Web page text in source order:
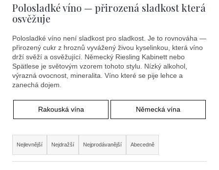
Polosladké víno — přirozená sladkost která
osvěžuje
Polosladké víno není sladkost pro sladkost. Je to rovnováha —
přirozený cukr z hroznů vyvážený živou kyselinkou, která víno
drží svěží a osvěžující. Německý Riesling Kabinett nebo
Spätlese je světovým vzorem tohoto stylu. Nízký alkohol,
výrazná ovocnost, mineralita. Víno které se pije lehce a
zanechá dojem.
Rakouská vína Německá vína
Ř
a
Nejlevnější Nejdražší Nejprodávanější Abecedně
o
t
ř
e
b
u
e
t
e